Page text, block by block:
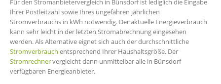
Für den Stromanbietervergleich in Bünsdorf ist lediglich die Eingabe
Ihrer Postleitzahl sowie Ihres ungefähren jährlichen
Stromverbrauchs in kWh notwendig. Der aktuelle Energieverbrauch
kann sehr leicht in der letzten Stromabrechnung eingesehen
werden. Als Alternative eignet sich auch der durchschnittliche
Stromverbrauch entsprechend Ihrer Haushaltsgröße. Der
Stromrechnervergleicht dann unmittelbar alle in Bünsdorf
verfügbaren Energieanbieter.